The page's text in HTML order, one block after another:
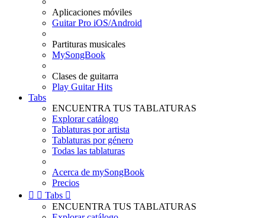
Aplicaciones móviles
Guitar Pro iOS/Android
Partituras musicales
MySongBook
Clases de guitarra
Play Guitar Hits
Tabs
ENCUENTRA TUS TABLATURAS
Explorar catálogo
Tablaturas por artista
Tablaturas por género
Todas las tablaturas
Acerca de mySongBook
Precios
  Tabs 
ENCUENTRA TUS TABLATURAS